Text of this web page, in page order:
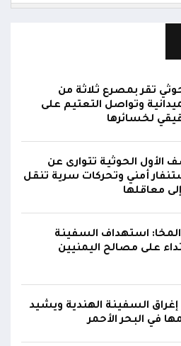
لقوات الطوارئ في منطقة
تُسقط مُسيرة حوثية في أجواء
وتؤكد استكمال الإجراءات لإحالته
يوقع برنامجاً لإعادة تأهيل
منشأة صحية في لحج والضالع
أكثر من 112 ألف شخص
تقر بمصرع ثلاثة من
وتواصل التعتيم على
لخسائرها
الأول الحوثية تتوارى عن
أمني وتحركات سرية تنقل
إلى معاقلها
المخا: استهداف السفينة
على مصالح اليمنيين
إغراق السفينة الهندية ويشيد
في البحر الأحمر